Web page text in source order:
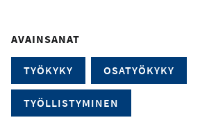
AVAINSANAT
TYÖKYKY OSATYÖKYKY
TYÖLLISTYMINEN